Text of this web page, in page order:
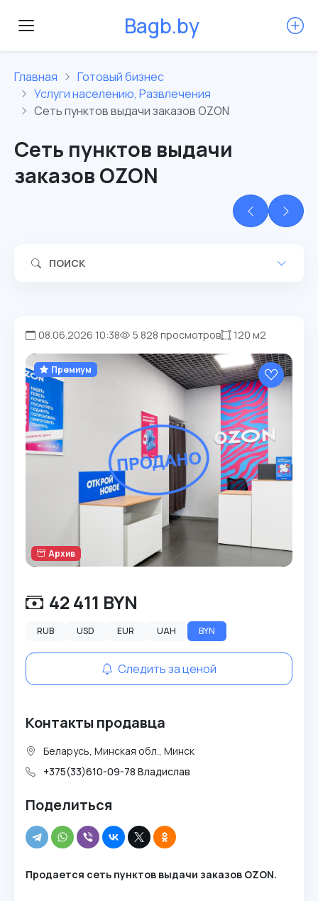
Bagb.by
Главная
Готовый бизнес
Услуги населению, Развлечения
Сеть пунктов выдачи заказов OZON
Сеть пунктов выдачи
заказов OZON
ПОИСК
08.06.2026 10:38 5 828 просмотров 120 м2
Премиум
Архив
42 411 BYN
RUB USD EUR UAH BYN
Следить за ценой
Контакты продавца
Беларусь, Минская обл., Минск
+375(33)610-09-78 Владислав
Поделиться
Продается сеть пунктов выдачи заказов OZON.